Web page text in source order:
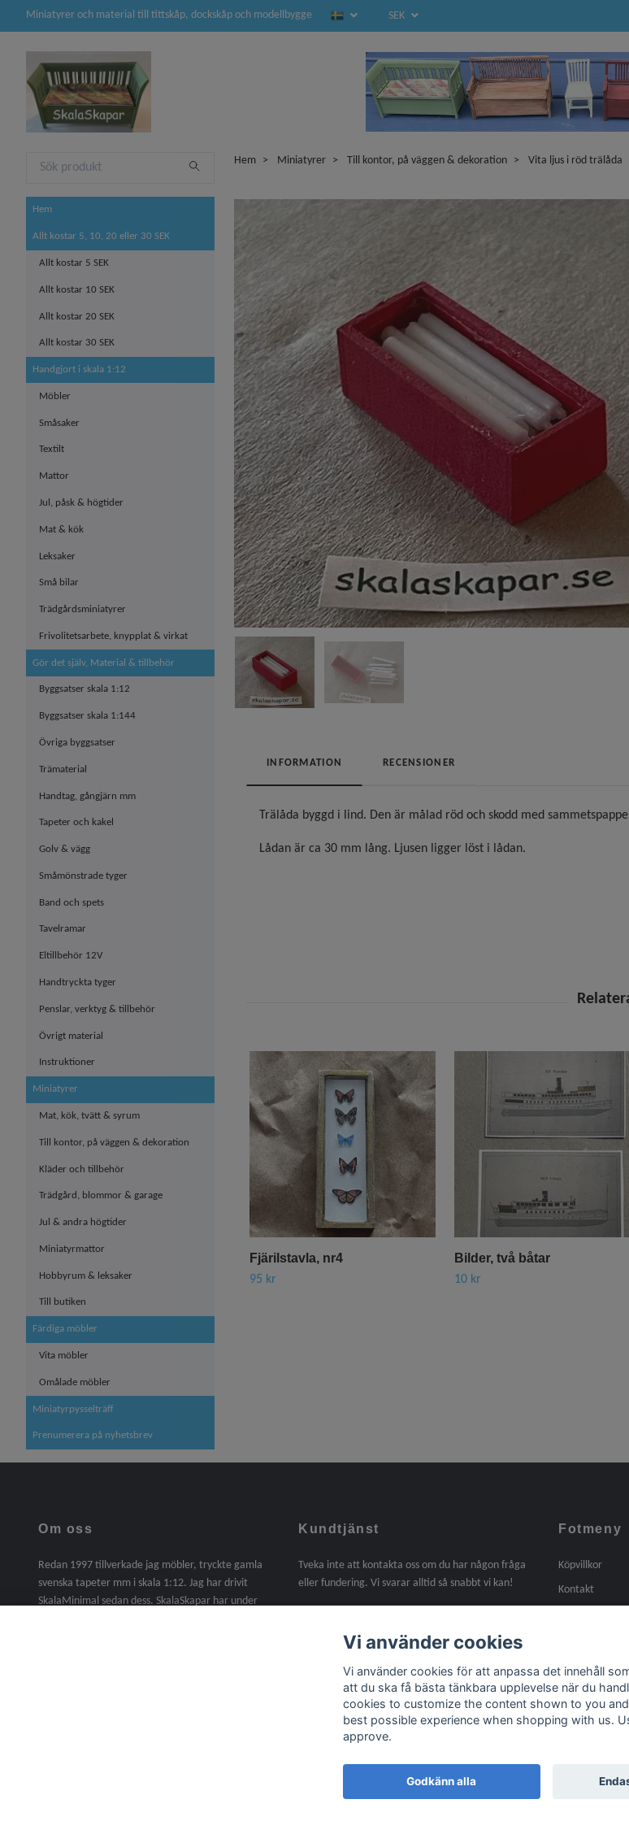
Miniatyrer och material till tittskåp, dockskåp och modellbygge SEK
Hem
Allt kostar 5, 10, 20 eller 30 SEK
Allt kostar 5 SEK
Allt kostar 10 SEK
Allt kostar 20 SEK
Allt kostar 30 SEK
Handgjort i skala 1:12
Möbler
Småsaker
Textilt
Mattor
Jul, påsk & högtider
Mat & kök
Leksaker
Små bilar
Trädgårdsminiatyrer
Frivolitetsarbete, knypplat & virkat
Gör det själv, Material & tillbehör
Byggsatser skala 1:12
Byggsatser skala 1:144
Övriga byggsatser
Trämaterial
Handtag, gångjärn mm
Tapeter och kakel
Golv & vägg
Småmönstrade tyger
Band och spets
Tavelramar
Eltillbehör 12V
Handtryckta tyger
Penslar, verktyg & tillbehör
Övrigt material
Instruktioner
Miniatyrer
Mat, kök, tvätt & syrum
Till kontor, på väggen & dekoration
Kläder och tillbehör
Trädgård, blommor & garage
Jul & andra högtider
Miniatyrmattor
Hobbyrum & leksaker
Till butiken
Färdiga möbler
Vita möbler
Omålade möbler
Miniatyrpysselträff
Prenumerera på nyhetsbrev
Hem Miniatyrer Till kontor, på väggen & dekoration Vita ljus i röd trälåda
INFORMATION RECENSIONER
Trälåda byggd i lind. Den är målad röd och skodd med
Lådan är ca 30 mm lång. Ljusen ligger löst i lådan.
Fjärilstavla, nr4
95 kr
Bilder, två båtar
10 kr
Om oss
Redan 1997 tillverkade jag möbler, tryckte gamla
svenska tapeter mm i skala 1:12. Jag har drivit
SkalaMinimal sedan dess. SkalaSkapar har under
Kundtjänst
Tveka inte att kontakta oss om du har någon fråga
eller fundering. Vi svarar alltid så snabbt vi kan!
Fotmeny
Köpvillkor
Kontakt
Vi använder cookies
Vi använder cookies för att anpassa det innehåll
att du ska få bästa tänkbara upplevelse när du
cookies to customize the content shown to you
best possible experience when shopping with us.
approve.
Godkänn alla